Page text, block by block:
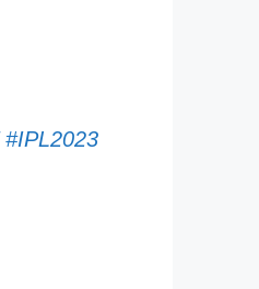
#IPL2023